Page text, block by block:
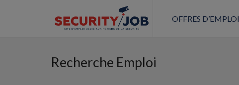
OFFRES D’EMPLOI
Recherche Emploi